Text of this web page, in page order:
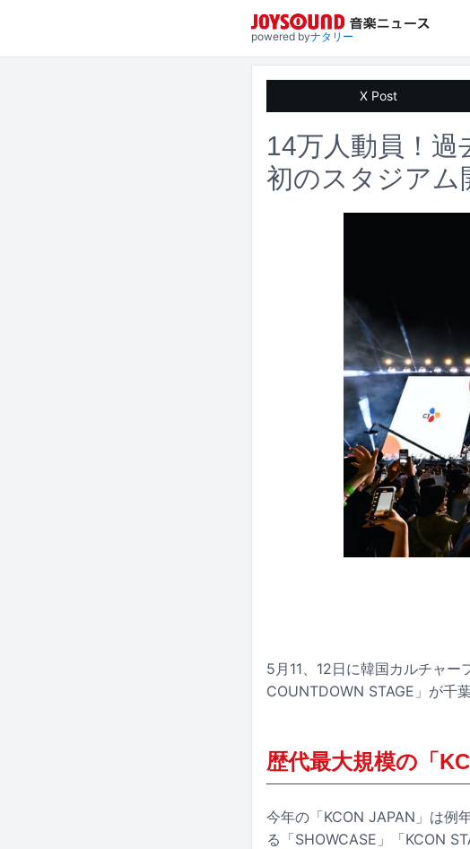
powered byナタリー
X Post
14万人動員！過
初のスタジアム
5月11、12日に韓国カルチャ
COUNTDOWN STAGE」が千
歴代最大規模の「
今年の「KCON JAPAN」は例
る「SHOWCASE」「KCON